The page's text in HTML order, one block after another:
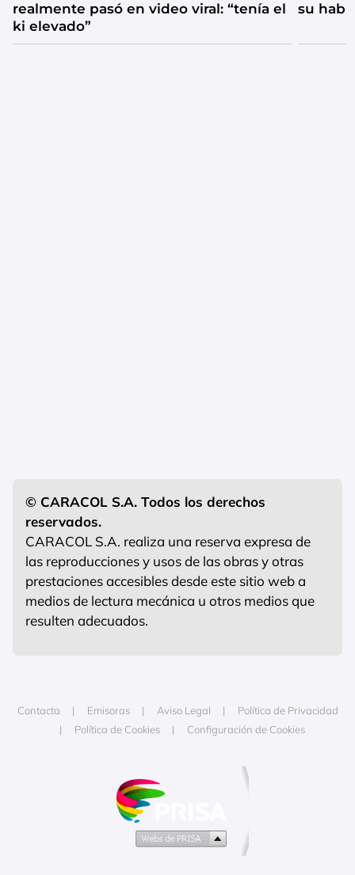
realmente pasó en video viral: “tenía el
ki elevado”
su
© CARACOL S.A. Todos los derechos
reservados.
CARACOL S.A. realiza una reserva expresa de
las reproducciones y usos de las obras y otras
prestaciones accesibles desde este sitio web a
medios de lectura mecánica u otros medios que
resulten adecuados.
Contacta Emisoras Aviso Legal
Política de Privacidad
Política de Cookies
Configuración de Cookies